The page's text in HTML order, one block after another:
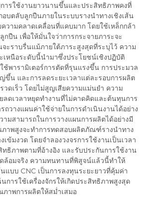
การใช้งานยาวนานขึ้นและประสิทธิภาพคงที่
อบตลับลูกปืนภายในระบบรางนำทางเชิงเส้น
วามคลาดเคลื่อนที่แคบมาก โดยใช้เหล็กกล้า
ปืน เพื่อให้มั่นใจว่าการกระจายภาระจะ
ะราบรื่นแม้ภายใต้ภาระสูงสุดที่ระบุไว้ ความ
เหนือระดับนี้นำมาซึ่งประโยชน์เชิงปฏิบัติ
ช้พารามิเตอร์การตัดที่รุนแรงขึ้น การประมวล
น และการลดระยะเวลาแต่ละรอบการผลิต
วดเร็ว โดยไม่สูญเสียความแม่นยำ ความ
ดเวลาหยุดทำงานที่ไม่คาดคิดและต้นทุนการ
ถวางแผนค่าใช้จ่ายในการดำเนินงานได้อย่าง
มสามารถในการวางแผนการผลิตได้อย่างมี
าพสูงจะทำการทดสอบผลิตภัณฑ์รางนำทาง
เข้มงวด โดยจำลองวงจรการใช้งานเป็นเวลา
ธิภาพตามที่อ้างอิง และรับประกันการใช้งาน
ล้อมจริง ความทนทานที่พิสูจน์แล้วนี้ทำให้
นแบบ CNC เป็นการลงทุนระยะยาวที่คุ้มค่า
การใช้เครื่องจักรให้เกิดประสิทธิภาพสูงสุด
าพการผลิตให้สม่ำเสมอ